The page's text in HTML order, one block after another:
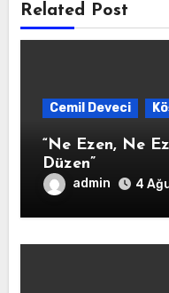
Related Post
Cemil Deveci
“Ne Ezen, Ne
Düzen”
admin 4